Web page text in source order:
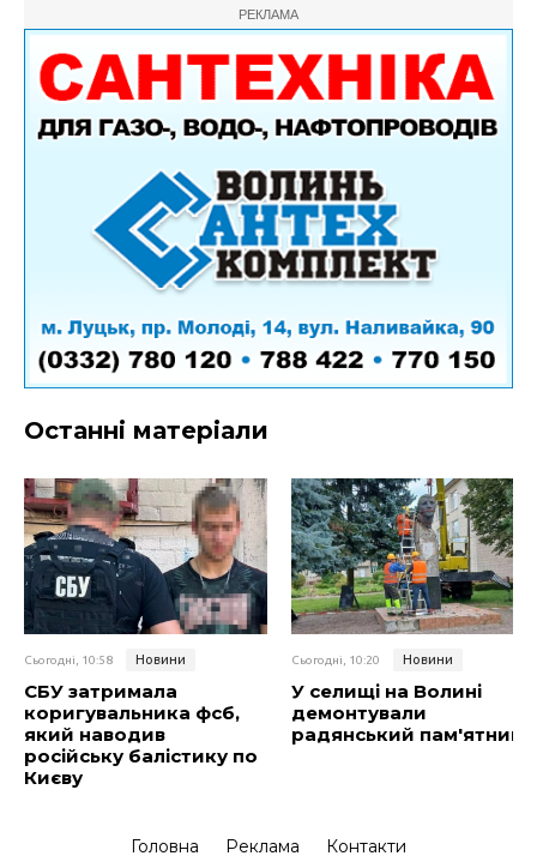
РЕКЛАМА
Останні матеріали
Сьогодні, 10:58 Новини
СБУ затримала
коригувальника фсб,
який наводив
російську балістику по
Києву
Сьогодні, 10:20 Новини
У селищі на Волині
демонтували
радянський пам'ятник
Головна Реклама Контакти